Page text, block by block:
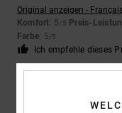
Original anzeigen -
Komfort: 5/5 Preis-
Farbe: 5/5
Ich empfehle dieses